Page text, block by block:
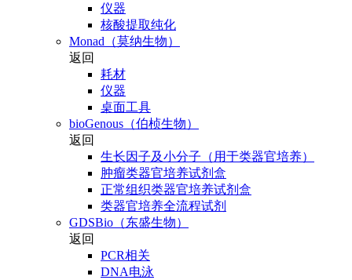
仪器
核酸提取纯化
Monad（莫纳生物）
返回
耗材
仪器
桌面工具
bioGenous（伯桢生物）
返回
生长因子及小分子（用于类器官培养）
肿瘤类器官培养试剂盒
正常组织类器官培养试剂盒
类器官培养全流程试剂
GDSBio（东盛生物）
返回
PCR相关
DNA电泳